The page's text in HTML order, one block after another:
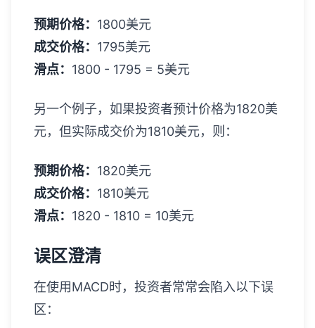
预期价格： 1800美元
成交价格： 1795美元
滑点： 1800 - 1795 = 5美元
另一个例子，如果投资者预计价格为1820美
元，但实际成交价为1810美元，则：
预期价格： 1820美元
成交价格： 1810美元
滑点： 1820 - 1810 = 10美元
误区澄清
在使用MACD时，投资者常常会陷入以下误
区：